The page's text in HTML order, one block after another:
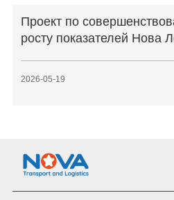
Проект по
росту показателей Нова
2026-05-19